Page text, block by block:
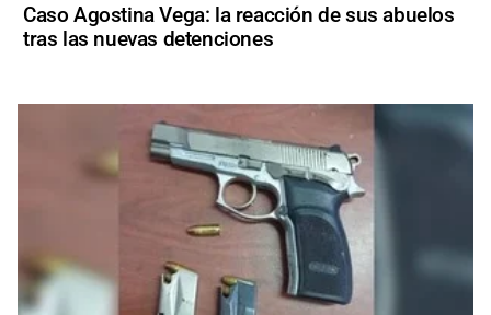
Caso Agostina Vega: la reacción de sus abuelos
tras las nuevas detenciones